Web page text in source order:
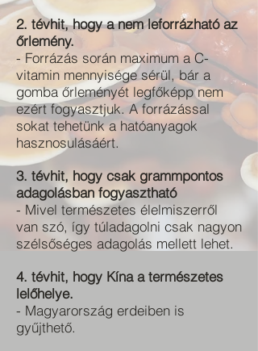
2. tévhit, hogy a nem leforrázható az
őrlemény.
- Forrázás során maximum a C-
vitamin mennyisége sérül, bár a
gomba őrleményét legfőképp nem
ezért fogyasztjuk. A forrázással
sokat tehetünk a hatóanyagok
hasznosulásáért.
3. tévhit, hogy csak grammpontos
adagolásban fogyasztható
- Mivel természetes élelmiszerről
van szó, így túladagolni csak nagyon
szélsőséges adagolás mellett lehet.
4. tévhit, hogy Kína a természetes
lelőhelye.
- Magyarország erdeiben is
gyűjthető.